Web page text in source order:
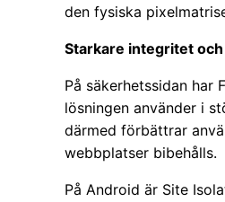
den fysiska
Starkare integritet
På säkerhetssidan har
lösningen använder i
därmed förbättrar
webbplatser bibehålls.
På Android är Site